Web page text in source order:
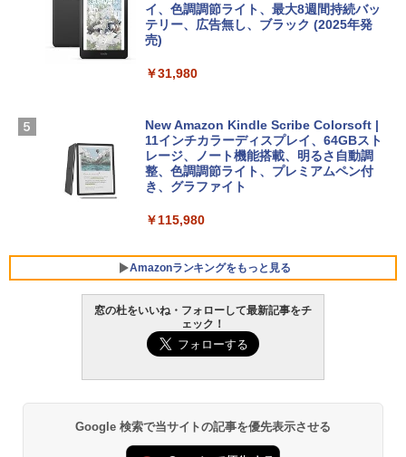
TB SSDストレージ、12MPセンターフレ
ームカメラ、日本語キーボード、Touch I
D - シルバー
￥261,414
【Amazon.co.jp限定】ASUS ノートパソ
コン Vivobook 15 M1502NAQ 15.6イン
チ AMD Ryzen 7 170 メモリ16GB SSD 5
12GB Microsoft 365 Personal (24か月
版) 搭載 Windows 11 重量1.7kg Wi-Fi 6
5BUWS
￥39,582
【限定バーチャルアイテムを含む】 【オ
￥14,500
FM TOWNS ハイパー・カタログ: 本体ハ
ェクトリストと最新エミュレータ紹介
イ、色調調節ライト、最大8週間持続バッ
テリー、広告無し、ブラック (2025年発
売)
￥31,980
New Amazon Kindle Scribe Colorsoft |
11インチカラーディスプレイ、64GBスト
レージ、ノート機能搭載、明るさ自動調
整、色調調節ライト、プレミアムペン付
き、グラファイト
￥115,980
Amazonランキングをもっと見る
窓の杜をいいね・フォローして最新記事をチ
ェック！
Google 検索で当サイトの記事を優先表示させる